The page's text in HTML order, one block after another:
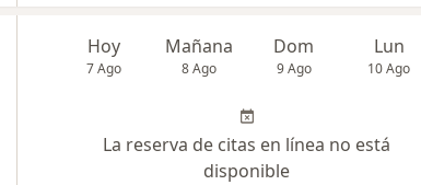
Hoy
7 Ago
Mañana
8 Ago
Dom
9 Ago
Lun
10 Ago
La reserva de citas en línea no está
disponible